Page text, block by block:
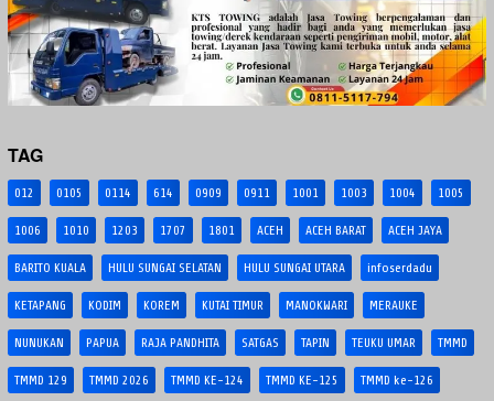
TAG
012 0105 0114 614 0909 0911 1001 1003 1004 1005
1006 1010 1203 1707 1801 ACEH ACEH BARAT ACEH JAYA
BARITO KUALA HULU SUNGAI SELATAN HULU SUNGAI UTARA infoserdadu
KETAPANG KODIM KOREM KUTAI TIMUR MANOKWARI MERAUKE
NUNUKAN PAPUA RAJA PANDHITA SATGAS TAPIN TEUKU UMAR TMMD
TMMD 129 TMMD 2026 TMMD KE-124 TMMD KE-125 TMMD ke-126